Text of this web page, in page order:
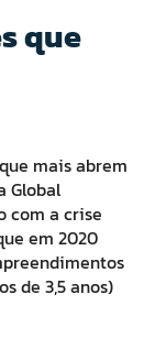
que
mais abrem
Global
com a crise
em 2020
de 3,5 anos)